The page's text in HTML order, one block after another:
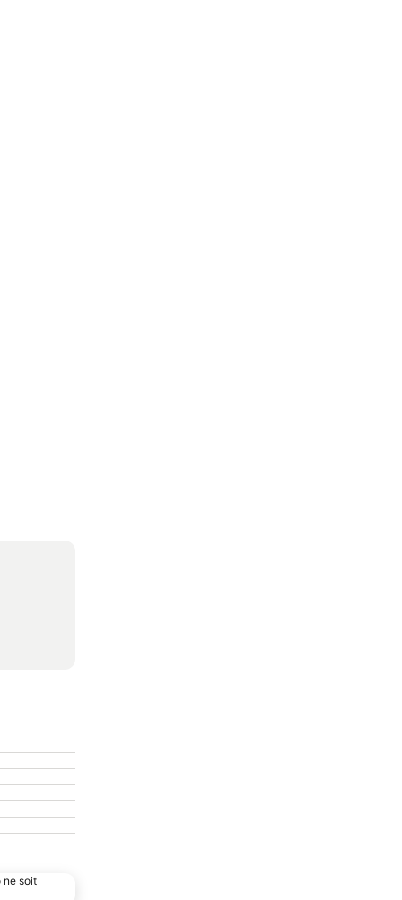
ne soit